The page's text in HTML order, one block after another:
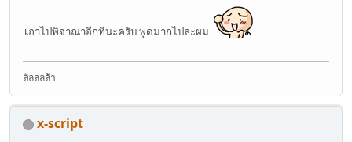
เอาไปพิจาณาอีกทีนะครับ พูดมากไปละผม
ลัลลลล้า
x-script